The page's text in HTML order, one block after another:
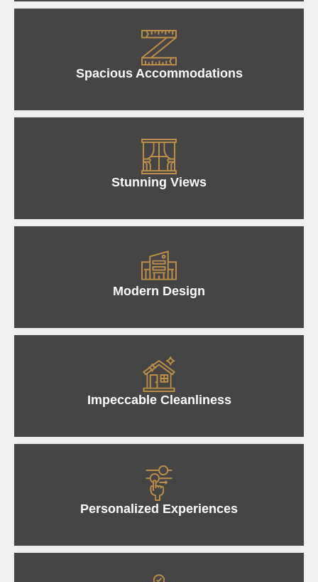
Spacious Accommodations
Stunning Views
Modern Design
Impeccable Cleanliness
Personalized Experiences